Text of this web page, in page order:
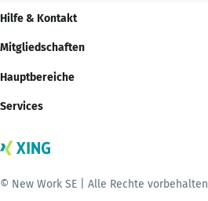
Hilfe & Kontakt
Mitgliedschaften
Hauptbereiche
Services
© New Work SE | Alle Rechte vorbehalten